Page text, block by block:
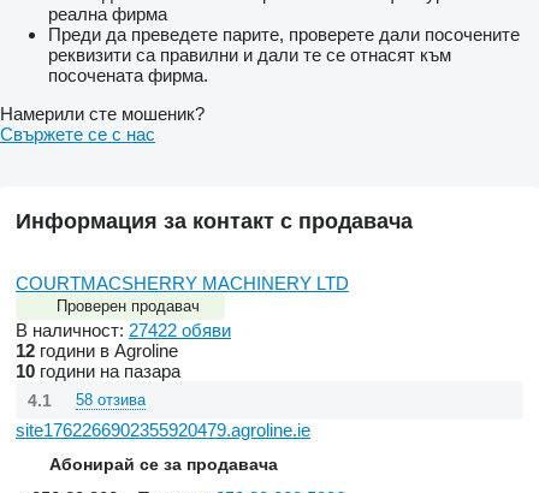
реална фирма
Преди да преведете парите, проверете дали посочените
реквизити са правилни и дали те се отнасят към
посочената фирма.
Намерили сте мошеник?
Свържете се с нас
Информация за контакт с продавача
COURTMACSHERRY MACHINERY LTD
Проверен продавач
В наличност: 27422 обяви
12 години в Agroline
10 години на пазара
4.1 58 отзива
site1762266902355920479.agroline.ie
Абонирай се за продавача